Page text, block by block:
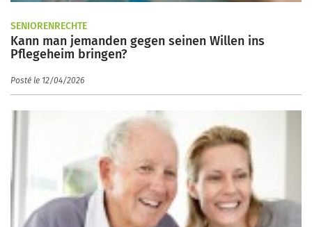
SENIORENRECHTE
Kann man jemanden gegen seinen Willen ins
Pflegeheim bringen?
Posté le 12/04/2026